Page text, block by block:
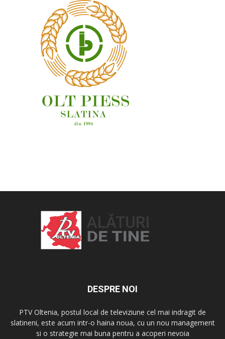
DESPRE NOI
PTV Oltenia, postul local de televiziune cel mai indragit de
slatineni, este acum intr-o haina noua, cu un nou management
si o strategie mai buna pentru a acoperi nevoia